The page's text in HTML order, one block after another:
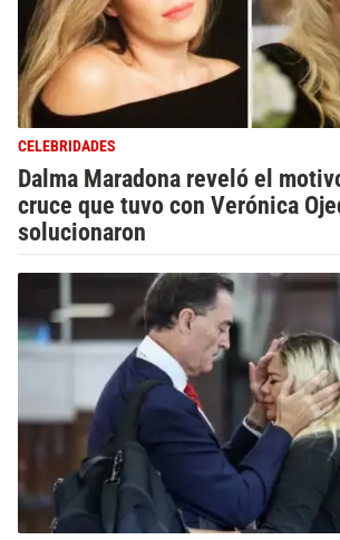
CELEBRIDADES
Dalma Maradona reveló el
cruce que tuvo con Verónica
solucionaron